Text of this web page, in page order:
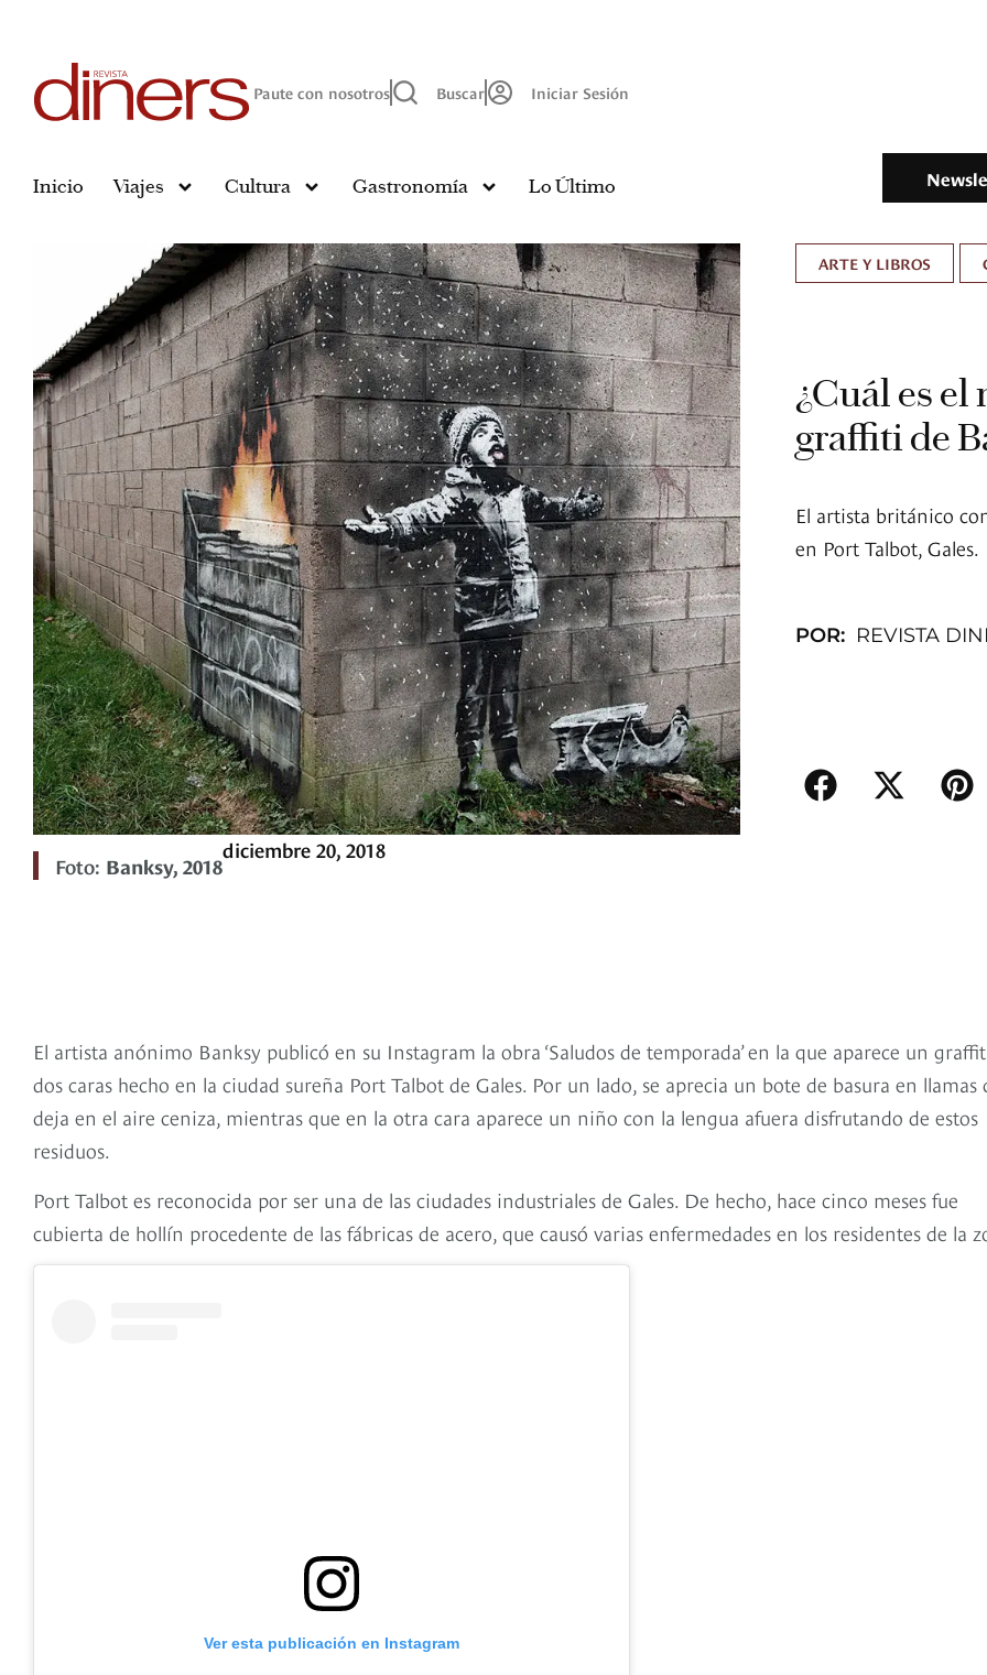
Paute con nosotros Buscar Iniciar Sesión
Inicio Viajes Cultura Gastronomía Lo Último
Foto: Banksy, 2018
diciembre 20, 2018
ARTE Y LIBROS
¿Cuál es el
graffiti de
El artista británico
en Port Talbot, Gales.
POR: REVISTA
El artista anónimo Banksy publicó en su Instagram la obra ‘Saludos de temporada’ en la que aparece un
dos caras hecho en la ciudad sureña Port Talbot de Gales. Por un lado, se aprecia un bote de basura en llamas
deja en el aire ceniza, mientras que en la otra cara aparece un niño con la lengua afuera disfrutando de estos
residuos.
Port Talbot es reconocida por ser una de las ciudades industriales de Gales. De hecho, hace cinco meses fue
cubierta de hollín procedente de las fábricas de acero, que causó varias enfermedades en los residentes de la
Ver esta publicación en Instagram